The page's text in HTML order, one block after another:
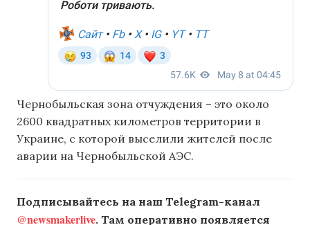
Чернобыльская зона отчуждения – это около
2600 квадратных километров территории в
Украине, с которой выселили жителей после
аварии на Чернобыльской АЭС.
Подписывайтесь на наш Telegram-канал
@newsmakerlive. Там оперативно появляется